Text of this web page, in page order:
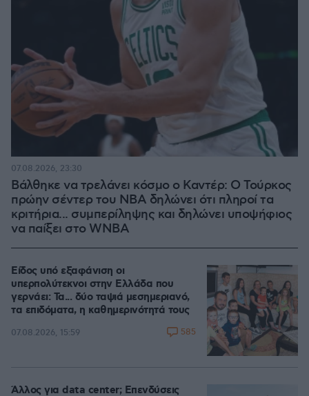
Βάλθηκε να τρελάνει κόσμο ο Καντέρ: Ο Τούρκος
πρώην σέντερ του NBA δηλώνει ότι πληροί τα
κριτήρια... συμπερίληψης και δηλώνει υποψήφιος
να παίξει στο WNBA
07.08.2026, 23:30
Είδος υπό εξαφάνιση οι
υπερπολύτεκνοι στην Ελλάδα που
γερνάει: Τα... δύο ταψιά μεσημεριανό,
τα επιδόματα, η καθημερινότητά τους
07.08.2026, 15:59 585
Άλλος για data center; Επενδύσεις